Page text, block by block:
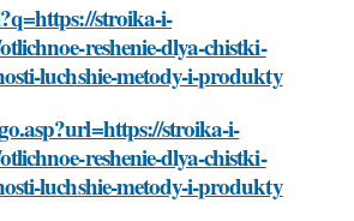
stroika-i-
reshenie-dlya-chistki-
luchshie-metody-i-produkty
stroika-i-
reshenie-dlya-chistki-
luchshie-metody-i-produkty